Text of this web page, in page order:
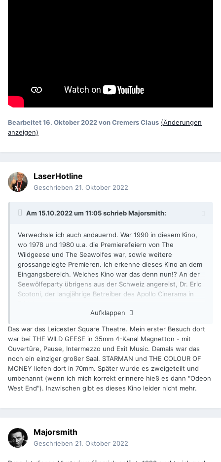
Bearbeitet16. Oktober 2022von Cremers Claus (Änderungen
anzeigen)
LaserHotline
Geschrieben 21. Oktober 2022
Am 15.10.2022 um 11:05 schriebMajorsmith:
Verwechsle ich auch andauernd. War 1990 in diesem Kino,
wo 1978 und 1980 u.a. die Premierefeiern von The
Wildgeese und The Seawolfes war, sowie weitere
grossangelegte Premieren. Ich erkenne dieses Kino an dem
Eingangsbereich. Welches Kino war das denn nun!? An der
Seewölfeparty übrigens aus der Schweiz angereist, Dr. Eric
Scotoni, der langjährige Betreiber des Apollo Cinerama in
Aufklappen
Das war das Leicester Square Theatre. Mein erster Besuch dort
war bei THE WILD GEESE in 35mm 4-Kanal Magnetton - mit
Ouvertüre, Pause, Intermezzo und Exit Music. Damals war das
noch ein einziger großer Saal. STARMAN und THE COLOUR OF
MONEY liefen dort in 70mm. Später wurde es zweigeteilt und
umbenannt (wenn ich mich korrekt erinnere hieß es dann "Odeon
West End"). Inzwischen gibt es dieses Kino leider nicht mehr.
Majorsmith
Geschrieben 21. Oktober 2022